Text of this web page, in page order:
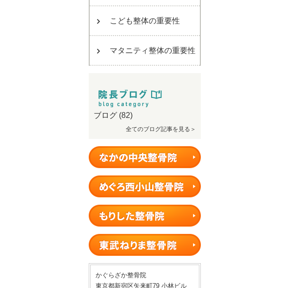
こども整体の重要性
マタニティ整体の重要性
ブログ (82)
全てのブログ記事を見る＞
かぐらざか整骨院
東京都新宿区矢来町79 小林ビル